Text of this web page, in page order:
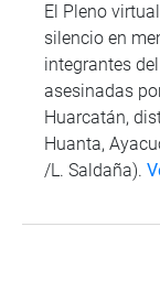
El Pleno
silencio en
integrantes
asesinadas
Huarcatán,
Huanta,
/L. Saldaña).